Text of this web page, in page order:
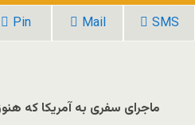
Pin Mail SMS
ماجرای سفری به آمریکا که